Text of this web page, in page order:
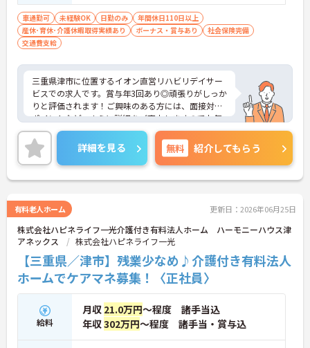
あれば尚可
車通勤可 未経験OK 日勤のみ
年間休日110日以上
産休･育休･介護休暇取得実績あり
ボーナス・賞与あり
社会保険完備
交通費支給
三重県津市に位置するイオン直営リハビリデイサー
ビスでの求人です。賞与年3回あり◎頑張りがしっか
りと評価されます！ご興味のある方には、面接対策
ポイントなど、さらに詳細をご案内しますのでお気
軽にご相談ください！
詳細を見る 無料 紹介してもらう
有料老人ホーム 更新日：2026年06月25日
株式会社ハピネライフ一光介護付き有料法人ホーム ハーモニーハウス津
アネックス
株式会社ハピネライフ一光
【三重県／津市】残業少なめ♪介護付き有料法人
ホームでケアマネ募集！〈正社員〉
給料
月収 21.0万円～程度 諸手当込
年収302万円～程度 諸手当・賞与込